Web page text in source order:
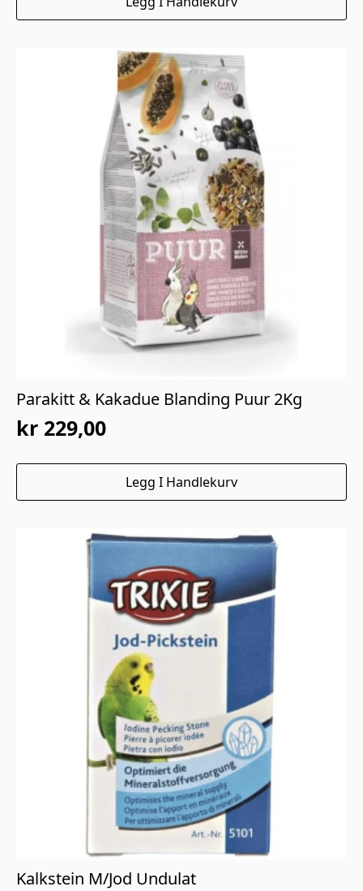
Parakitt & Kakadue Blanding Puur 2Kg
kr 229,00
Legg I Handlekurv
Kalkstein M/Jod Undulat